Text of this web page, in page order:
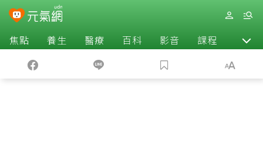
焦點 養生 醫療 百科 影音 課程 退休